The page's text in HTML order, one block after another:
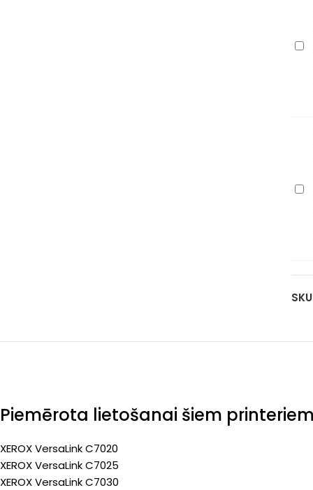
Piemērota lietošanai šiem printeriem
XEROX VersaLink C7020
XEROX VersaLink C7025
XEROX VersaLink C7030